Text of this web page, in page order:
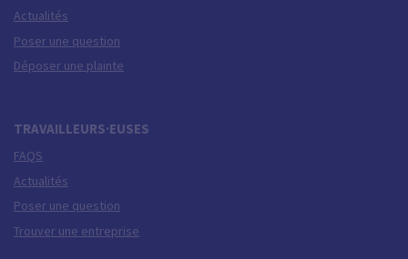
Actualités
Poser une question
Déposer une plainte
TRAVAILLEURS·EUSES
FAQS
Actualités
Poser une question
Trouver une entreprise